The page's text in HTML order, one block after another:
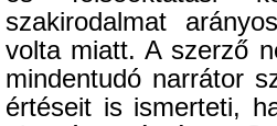
szakirodalmat
volta miatt. A szerző
mindentudó narrátor
értéseit is ismerteti,